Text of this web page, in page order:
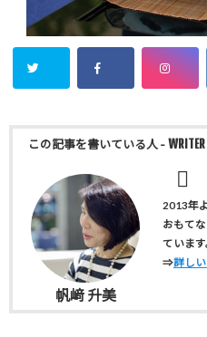
この記事を書いている人-
2013年
おもて
ています
⇒詳し
帆﨑 升美